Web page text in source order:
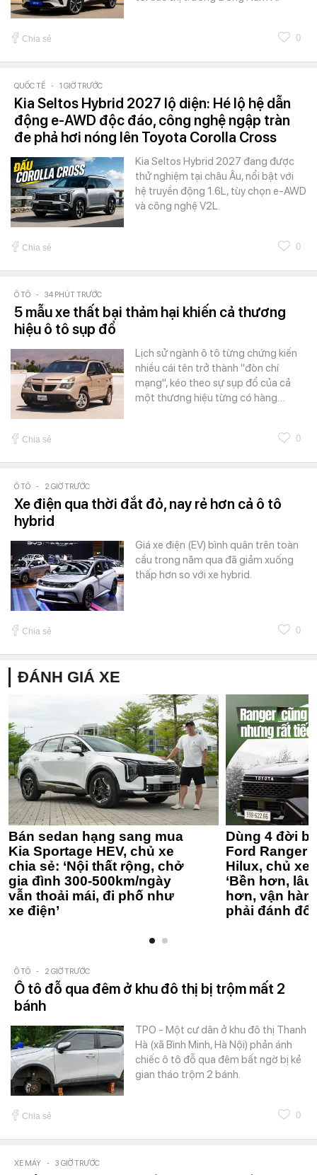
Chia sẻ 0
QUỐC TẾ - 1 GIỜ TRƯỚC
Kia Seltos Hybrid 2027 lộ diện: Hé lộ hệ dẫn
động e-AWD độc đáo, công nghệ ngập tràn
đe phả hơi nóng lên Toyota Corolla Cross
Kia Seltos Hybrid 2027 đang được
thử nghiệm tại châu Âu, nổi bật với
hệ truyền động 1.6L, tùy chọn e-AWD
và công nghệ V2L.
Chia sẻ 0
Ô TÔ - 34 PHÚT TRƯỚC
5 mẫu xe thất bại thảm hại khiến cả thương
hiệu ô tô sụp đổ
Lịch sử ngành ô tô từng chứng kiến
nhiều cái tên trở thành "đòn chí
mạng", kéo theo sự sụp đổ của cả
một thương hiệu từng có hàng…
Chia sẻ 0
Ô TÔ - 2 GIỜ TRƯỚC
Xe điện qua thời đắt đỏ, nay rẻ hơn cả ô tô
hybrid
Giá xe điện (EV) bình quân trên toàn
cầu trong năm qua đã giảm xuống
thấp hơn so với xe hybrid.
Chia sẻ 0
ĐÁNH GIÁ XE
Bán sedan hạng sang mua
Kia Sportage HEV, chủ xe
chia sẻ: ‘Nội thất rộng, chở
gia đình 300-500km/ngày
vẫn thoải mái, đi phố như
xe điện’
Dùng 4 đời
Ford Ranger
Hilux, chủ xe
‘Bền hơn,
hơn, vận
phải đánh
Ô TÔ - 2 GIỜ TRƯỚC
Ô tô đỗ qua đêm ở khu đô thị bị trộm mất 2
bánh
TPO - Một cư dân ở khu đô thị Thanh
Hà (xã Bình Minh, Hà Nội) phản ánh
chiếc ô tô đỗ qua đêm bất ngờ bị kẻ
gian tháo trộm 2 bánh.
Chia sẻ 0
XE MÁY - 3 GIỜ TRƯỚC